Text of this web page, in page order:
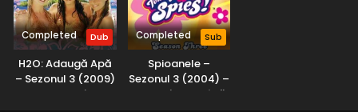
Completed Dub
H2O: Adaugă Apă
– Sezonul 3 (2009)
– Dublat în
Completed Sub
Spioanele –
Sezonul 3 (2004) –
Dublat în Română